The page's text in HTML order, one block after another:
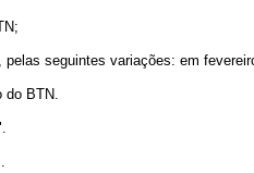
pelas seguintes variações: em
BTN.